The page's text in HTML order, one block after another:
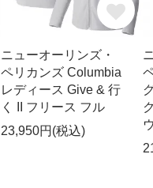
ニューオーリンズ・
ペリカンズ Columbia
レディース Give & 行
く II フリース フル
23,950円(税込)